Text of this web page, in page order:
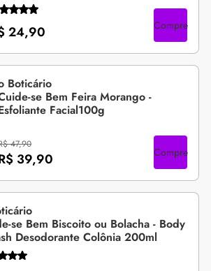
24,90 Compre
Boticário
se Bem Feira Morango -
Facial100g
47,90
39,90 Compre
se Bem Biscoito ou Bolacha - Body
Desodorante Colônia 200ml